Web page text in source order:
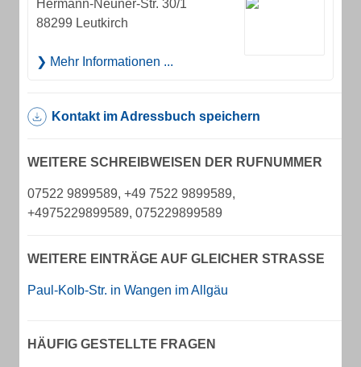
Hermann-Neuner-Str. 30/1
88299 Leutkirch
Mehr Informationen ...
Kontakt im Adressbuch speichern
WEITERE SCHREIBWEISEN DER RUFNUMMER
07522 9899589, +49 7522 9899589,
+4975229899589, 075229899589
WEITERE EINTRÄGE AUF GLEICHER STRASSE
Paul-Kolb-Str. in Wangen im Allgäu
HÄUFIG GESTELLTE FRAGEN